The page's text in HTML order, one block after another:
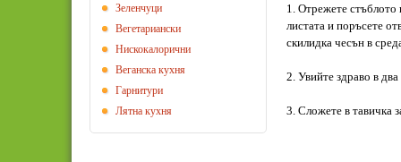
1. Отрежете стъблото
листата и поръсете
скилидка чесън в
2. Увийте здраво в
3. Сложете в тавичка
Зеленчуци
Вегeтариански
Нискокалорични
Веганска кухня
Гарнитури
Лятна кухня